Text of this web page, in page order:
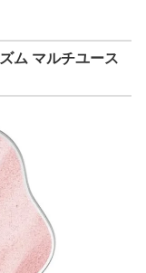
ム マルチユース